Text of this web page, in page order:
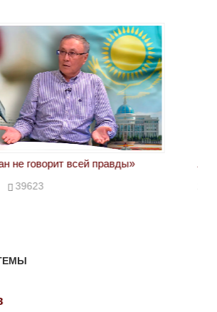
не говорит всей правды»
39623